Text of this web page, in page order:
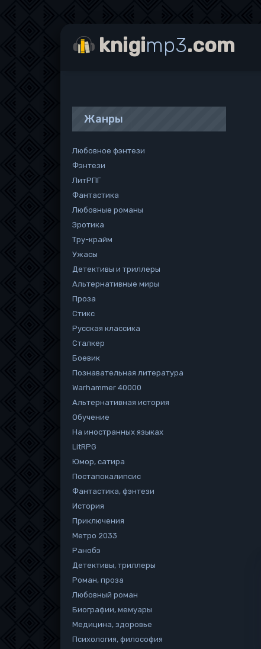
Жанры
Любовное фэнтези
Фэнтези
ЛитРПГ
Фантастика
Любовные романы
Эротика
Тру-крайм
Ужасы
Детективы и триллеры
Альтернативные миры
Проза
Стикс
Русская классика
Сталкер
Боевик
Познавательная литература
Warhammer 40000
Альтернативная история
Обучение
На иностранных языках
LitRPG
Юмор, сатира
Постапокалипсис
Фантастика, фэнтези
История
Приключения
Метро 2033
Ранобэ
Детективы, триллеры
Роман, проза
Любовный роман
Биографии, мемуары
Медицина, здоровье
Психология, философия
knigimp3.com